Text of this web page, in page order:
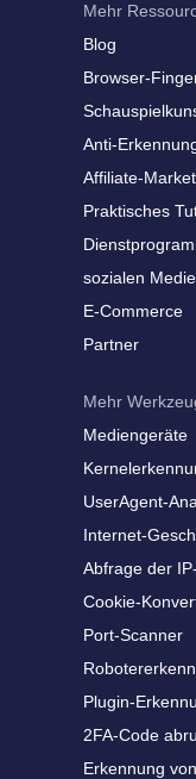
Mehr
Blog
Browser-
Anti-
Affiliate-
Praktisches
sozialen
E-Commerce
Partner
Mehr
Mediengeräte
UserAgent-
Internet-
Abfrage der
Cookie-
Port-Scanner
Plugin-
2FA-Code
Erkennung